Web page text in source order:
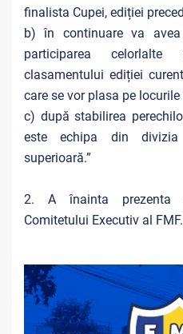
finalista Cupei, ediției
b) în continuare va
participarea
clasamentului ediției
care se vor plasa pe locurile
c) după stabilirea
este echipa din divizia
superioară.”
2. A înainta prezenta
Comitetului Executiv al FMF.